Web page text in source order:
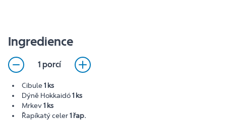
Ingredience
1 porcí
Cibule1 ks
Dýně Hokkaidó1 ks
Mrkev1 ks
Řapíkatý celer1 řap.